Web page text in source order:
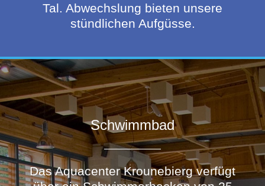
Tal. Abwechslung bieten unsere
stündlichen Aufgüsse.
Schwimmbad
Das Aquacenter Krounebierg verfügt